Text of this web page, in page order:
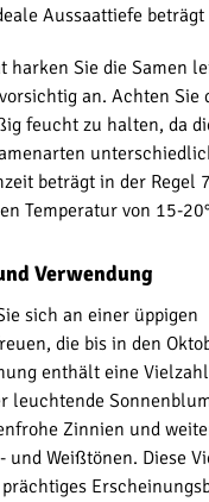
Aussaattiefe
harken Sie die Samen
an. Achten Sie
feucht zu halten, da
beträgt in der Regel
Temperatur von 15-
Verwendung
sich an einer üppigen
die bis in den
enthält eine
leuchtende
Zinnien und
und Weißtönen. Diese